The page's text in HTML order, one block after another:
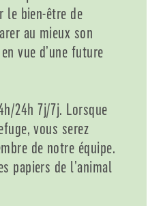
le bien-être de
au mieux son
vue d’une future
24h 7j/7j. Lorsque
vous serez
de notre équipe.
papiers de l’animal